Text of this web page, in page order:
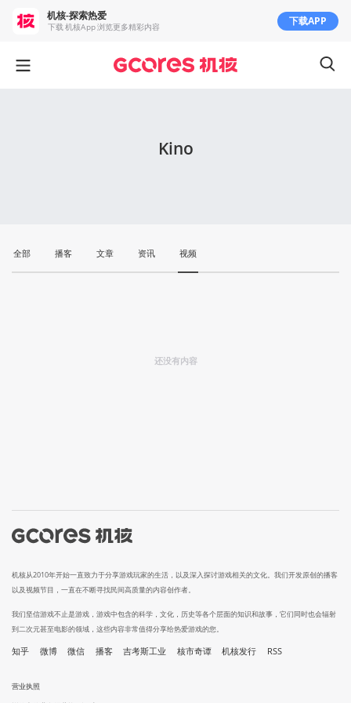
Kino
全部 播客 文章 资讯 视频
还没有内容
机核从2010年开始一直致力于分享游戏玩家的生活，以及深入探讨游戏相关的文化。我们开发原创的播客
以及视频节目，一直在不断寻找民间高质量的内容创作者。
我们坚信游戏不止是游戏，游戏中包含的科学，文化，历史等各个层面的知识和故事，它们同时也会辐射
到二次元甚至电影的领域，这些内容非常值得分享给热爱游戏的您。
知乎 微博 微信 播客 吉考斯工业 核市奇谭 机核发行 RSS
营业执照
机核-探索热爱
下载 机核App 浏览更多精彩内容 下载APP